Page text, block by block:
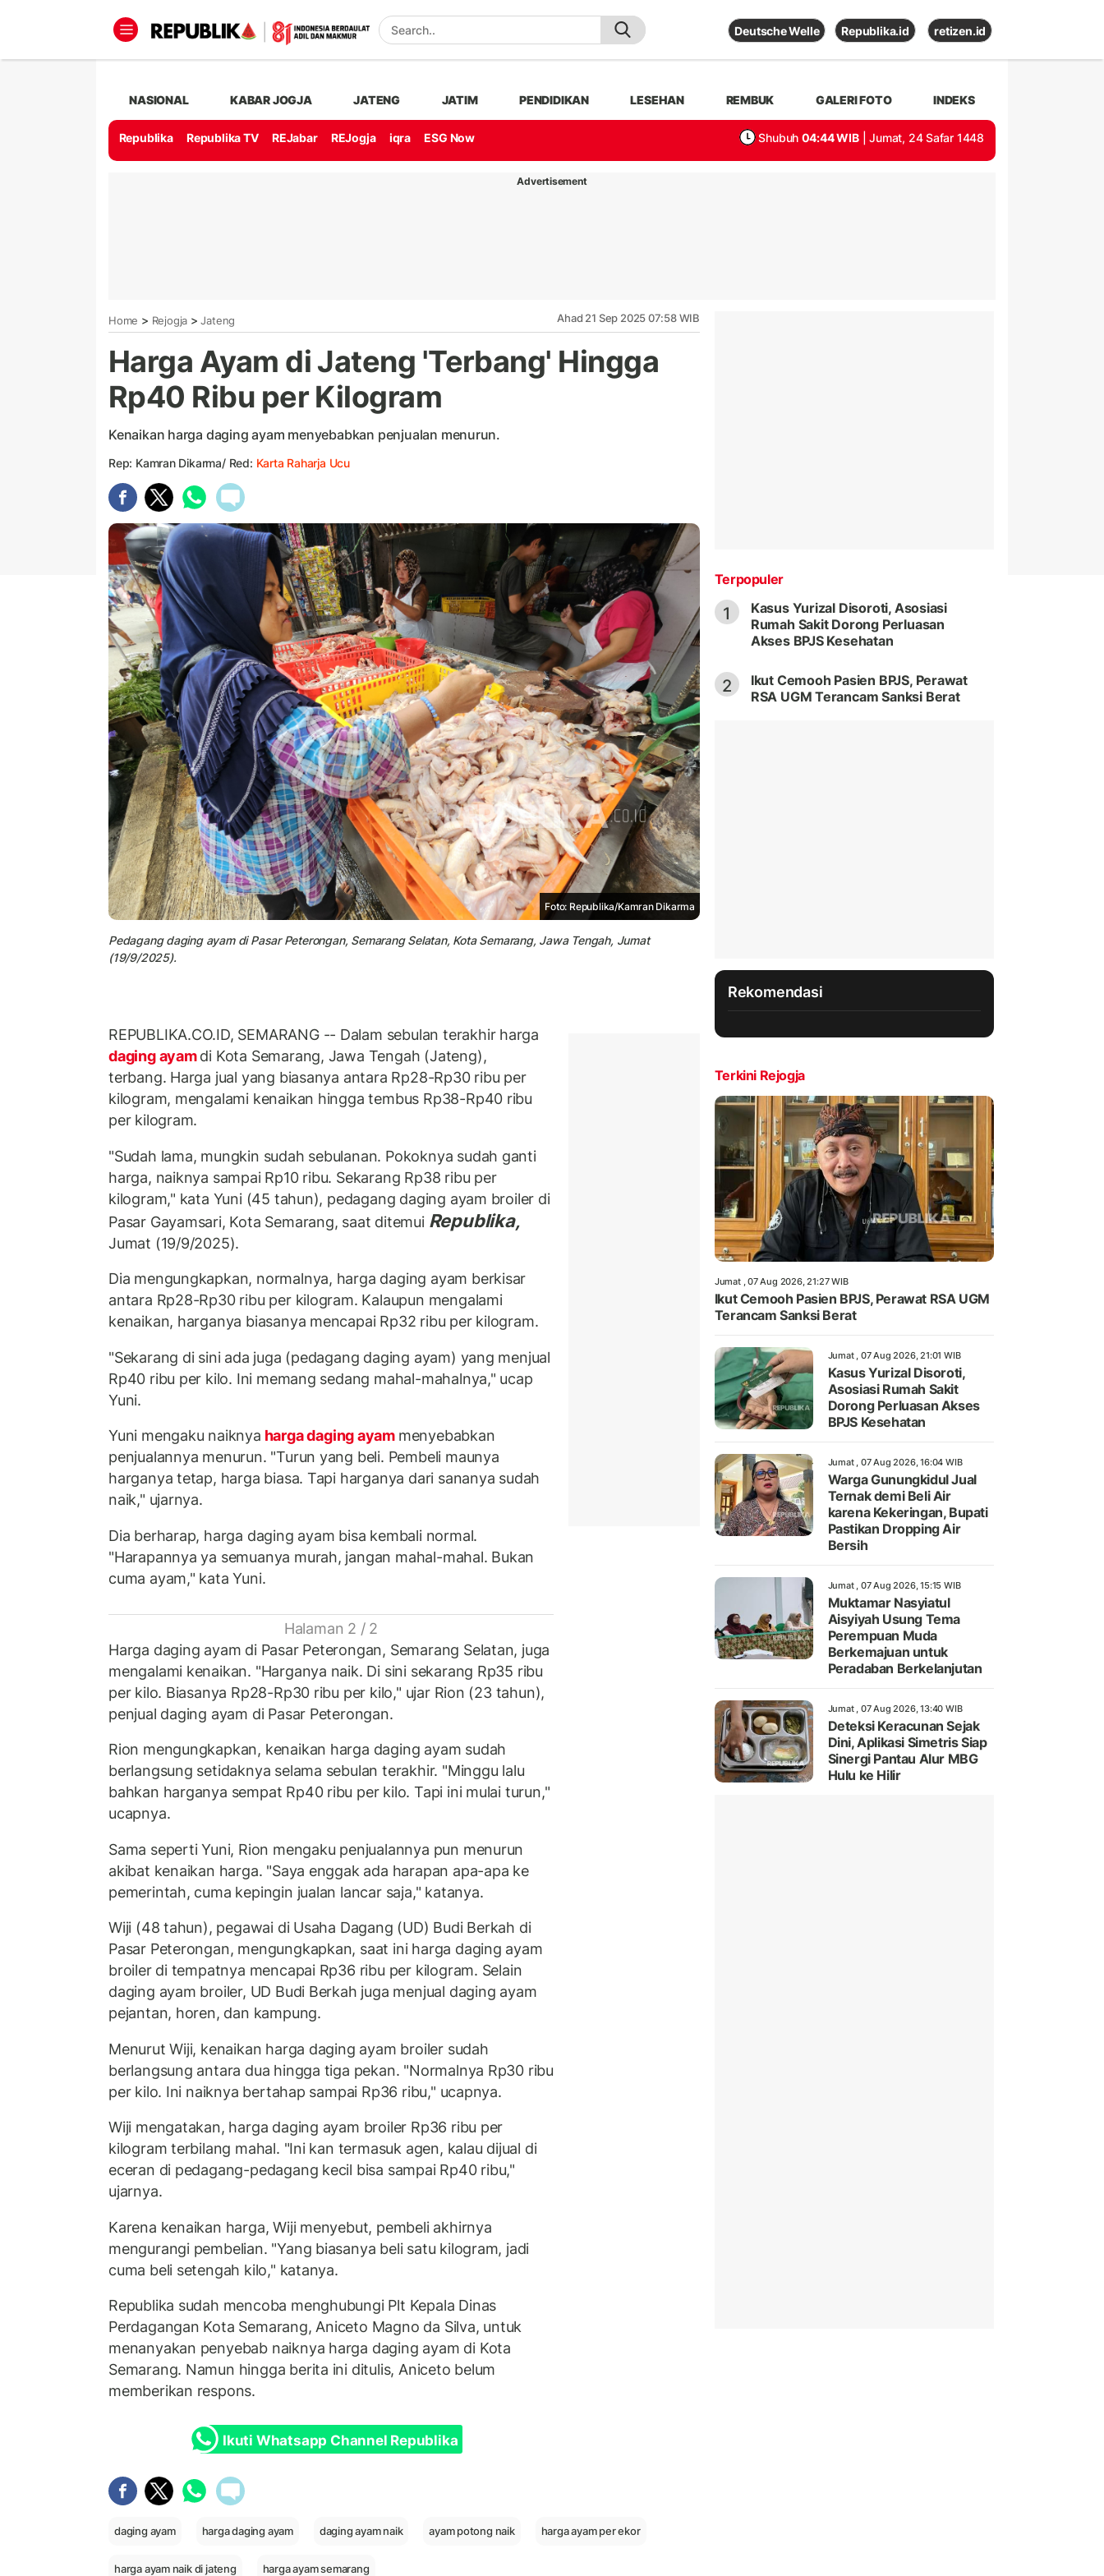
Deutsche Welle Republika.id retizen.id
NASIONAL KABAR JOGJA JATENG JATIM PENDIDIKAN LESEHAN REMBUK GALERI FOTO INDEKS
Republika Republika TV REJabar REJogja iqra ESG Now Shubuh 04:44 WIB | Jumat, 24 Safar 1448
Advertisement
Home > Rejogja > Jateng Ahad 21 Sep 2025 07:58 WIB
Harga Ayam di Jateng 'Terbang' Hingga
Rp40 Ribu per Kilogram
Kenaikan harga daging ayam menyebabkan penjualan menurun.
Rep: Kamran Dikarma/ Red: Karta Raharja Ucu
Foto: Republika/Kamran Dikarma
Pedagang daging ayam di Pasar Peterongan, Semarang Selatan, Kota Semarang, Jawa Tengah, Jumat
(19/9/2025).
REPUBLIKA.CO.ID, SEMARANG -- Dalam sebulan terakhir harga
daging ayamdi Kota Semarang, Jawa Tengah (Jateng),
terbang. Harga jual yang biasanya antara Rp28-Rp30 ribu per
kilogram, mengalami kenaikan hingga tembus Rp38-Rp40 ribu
per kilogram.
"Sudah lama, mungkin sudah sebulanan. Pokoknya sudah ganti
harga, naiknya sampai Rp10 ribu. Sekarang Rp38 ribu per
kilogram," kata Yuni (45 tahun), pedagang daging ayam broiler di
Pasar Gayamsari, Kota Semarang, saat ditemui Republika,
Jumat (19/9/2025).
Dia mengungkapkan, normalnya, harga daging ayam berkisar
antara Rp28-Rp30 ribu per kilogram. Kalaupun mengalami
kenaikan, harganya biasanya mencapai Rp32 ribu per kilogram.
"Sekarang di sini ada juga (pedagang daging ayam) yang menjual
Rp40 ribu per kilo. Ini memang sedang mahal-mahalnya," ucap
Yuni.
Yuni mengaku naiknya harga daging ayam menyebabkan
penjualannya menurun. "Turun yang beli. Pembeli maunya
harganya tetap, harga biasa. Tapi harganya dari sananya sudah
naik," ujarnya.
Dia berharap, harga daging ayam bisa kembali normal.
"Harapannya ya semuanya murah, jangan mahal-mahal. Bukan
cuma ayam," kata Yuni.
Halaman 2 / 2
Harga daging ayam di Pasar Peterongan, Semarang Selatan, juga
mengalami kenaikan. "Harganya naik. Di sini sekarang Rp35 ribu
per kilo. Biasanya Rp28-Rp30 ribu per kilo," ujar Rion (23 tahun),
penjual daging ayam di Pasar Peterongan.
Rion mengungkapkan, kenaikan harga daging ayam sudah
berlangsung setidaknya selama sebulan terakhir. "Minggu lalu
bahkan harganya sempat Rp40 ribu per kilo. Tapi ini mulai turun,"
ucapnya.
Sama seperti Yuni, Rion mengaku penjualannya pun menurun
akibat kenaikan harga. "Saya enggak ada harapan apa-apa ke
pemerintah, cuma kepingin jualan lancar saja," katanya.
Wiji (48 tahun), pegawai di Usaha Dagang (UD) Budi Berkah di
Pasar Peterongan, mengungkapkan, saat ini harga daging ayam
broiler di tempatnya mencapai Rp36 ribu per kilogram. Selain
daging ayam broiler, UD Budi Berkah juga menjual daging ayam
pejantan, horen, dan kampung.
Menurut Wiji, kenaikan harga daging ayam broiler sudah
berlangsung antara dua hingga tiga pekan. "Normalnya Rp30 ribu
per kilo. Ini naiknya bertahap sampai Rp36 ribu," ucapnya.
Wiji mengatakan, harga daging ayam broiler Rp36 ribu per
kilogram terbilang mahal. "Ini kan termasuk agen, kalau dijual di
eceran di pedagang-pedagang kecil bisa sampai Rp40 ribu,"
ujarnya.
Karena kenaikan harga, Wiji menyebut, pembeli akhirnya
mengurangi pembelian. "Yang biasanya beli satu kilogram, jadi
cuma beli setengah kilo," katanya.
Republika sudah mencoba menghubungi Plt Kepala Dinas
Perdagangan Kota Semarang, Aniceto Magno da Silva, untuk
menanyakan penyebab naiknya harga daging ayam di Kota
Semarang. Namun hingga berita ini ditulis, Aniceto belum
memberikan respons.
Ikuti Whatsapp Channel Republika
daging ayam harga daging ayam daging ayam naik ayam potong naik harga ayam per ekor
harga ayam naik di jateng harga ayam semarang
Terpopuler
1
Kasus Yurizal Disoroti, Asosiasi
Rumah Sakit Dorong Perluasan
Akses BPJS Kesehatan
2
Ikut Cemooh Pasien BPJS, Perawat
RSA UGM Terancam Sanksi Berat
Rekomendasi
Terkini Rejogja
Jumat , 07 Aug 2026, 21:27 WIB
Ikut Cemooh Pasien BPJS, Perawat RSA UGM
Terancam Sanksi Berat
Jumat , 07 Aug 2026, 21:01 WIB
Kasus Yurizal Disoroti,
Asosiasi Rumah Sakit
Dorong Perluasan Akses
BPJS Kesehatan
Jumat , 07 Aug 2026, 16:04 WIB
Warga Gunungkidul Jual
Ternak demi Beli Air
karena Kekeringan, Bupati
Pastikan Dropping Air
Bersih
Jumat , 07 Aug 2026, 15:15 WIB
Muktamar Nasyiatul
Aisyiyah Usung Tema
Perempuan Muda
Berkemajuan untuk
Peradaban Berkelanjutan
Jumat , 07 Aug 2026, 13:40 WIB
Deteksi Keracunan Sejak
Dini, Aplikasi Simetris Siap
Sinergi Pantau Alur MBG
Hulu ke Hilir